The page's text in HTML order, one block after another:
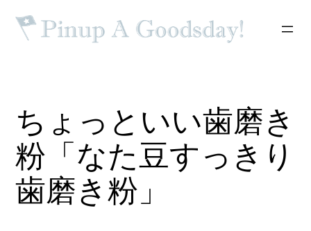
ちょっといい歯磨き
粉「なた豆すっきり
歯磨き粉」